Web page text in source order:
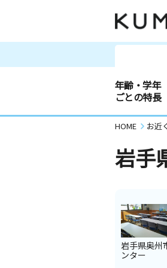
年齢・学年
ごとの特長
HOME お近
岩手
岩手県奥州
ンター